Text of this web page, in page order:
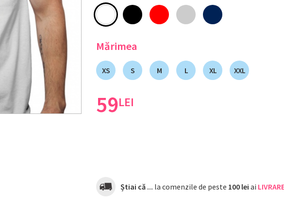
Mărimea
XS S M L XL XXL
59LEI
Știai că ... la comenzile de peste 100 lei ai